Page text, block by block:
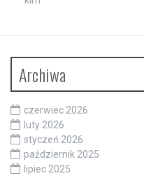
Archiwa
czerwiec 2026
luty 2026
styczeń 2026
październik 2025
lipiec 2025